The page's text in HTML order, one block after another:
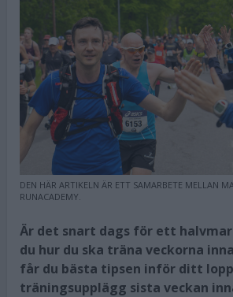
DEN HÄR ARTIKELN ÄR ETT SAMARBETE MELLAN
RUNACADEMY.
Är det snart dags för ett
du hur du ska träna veckorna
får du bästa tipsen inför ditt
träningsupplägg sista veckan